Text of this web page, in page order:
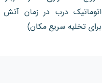
اتوماتیک درب در زمان
برای تخلیه سریع مکان)